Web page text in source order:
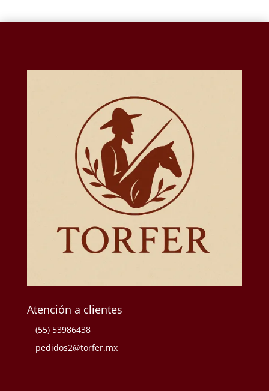
Atención a clientes
(55) 53986438
pedidos2@torfer.mx